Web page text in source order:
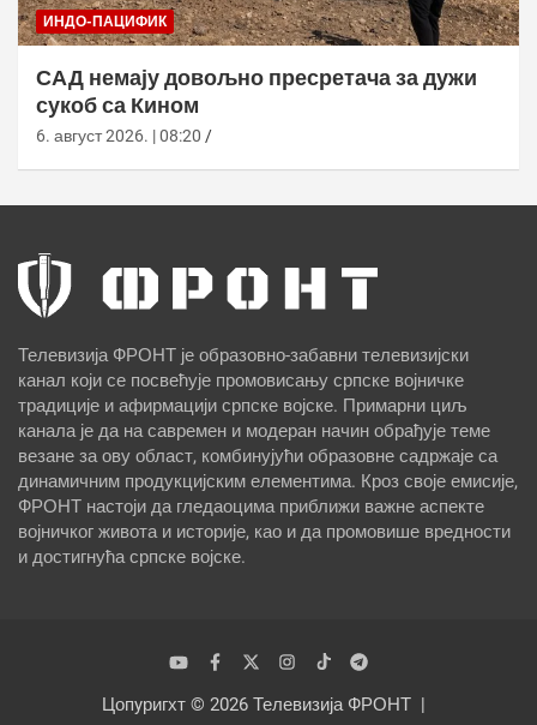
ИНДО-ПАЦИФИК
САД немају довољно пресретача за дужи
сукоб са Кином
6. август 2026. | 08:20
Телевизија ФРОНТ је образовно-забавни телевизијски
канал који се посвећује промовисању српске војничке
традиције и афирмацији српске војске. Примарни циљ
канала је да на савремен и модеран начин обрађује теме
везане за ову област, комбинујући образовне садржаје са
динамичним продукцијским елементима. Кроз своје емисије,
ФРОНТ настоји да гледаоцима приближи важне аспекте
војничког живота и историје, као и да промовише вредности
и достигнућа српске војске.
Цопyригхт © 2026 Телевизија ФРОНТ